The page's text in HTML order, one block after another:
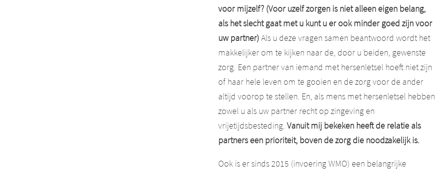
voor mijzelf? (Voor uzelf zorgen is niet alleen eigen belang,
als het slecht gaat met u kunt u er ook minder goed zijn voor
uw partner) Als u deze vragen samen beantwoord wordt het
makkelijker om te kijken naar de, door u beiden, gewenste
zorg. Een partner van iemand met hersenletsel hoeft niet zijn
of haar hele leven om te gooien en de zorg voor de ander
altijd voorop te stellen. En, als mens met hersenletsel hebben
zowel u als uw partner recht op zingeving en
vrijetijdsbesteding. Vanuit mij bekeken heeft de relatie als
partners een prioriteit, boven de zorg die noodzakelijk is.
Ook is er sinds 2015 (invoering WMO) een belangrijke